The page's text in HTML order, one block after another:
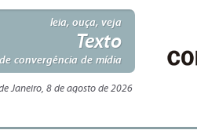
leia, ouça, veja
Texto
convergência de mídia
Janeiro, 8 de agosto de 2026